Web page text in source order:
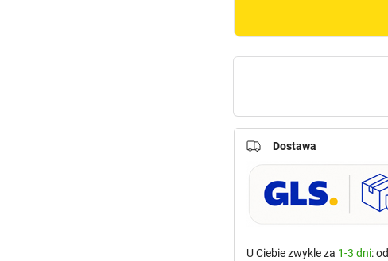
Dostawa
U Ciebie zwykle za 1-3 dni: od